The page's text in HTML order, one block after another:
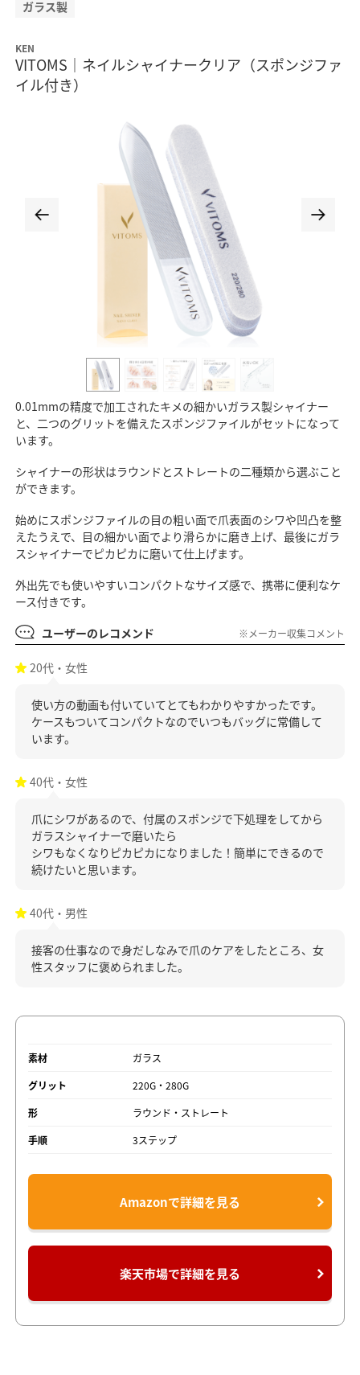
ガラス製
KEN
VITOMS｜ネイルシャイナークリア（スポンジファ
イル付き）
0.01mmの精度で加工されたキメの細かいガラス製シャイナー
と、二つのグリットを備えたスポンジファイルがセットになって
います。
シャイナーの形状はラウンドとストレートの二種類から選ぶこと
ができます。
始めにスポンジファイルの目の粗い面で爪表面のシワや凹凸を整
えたうえで、目の細かい面でより滑らかに磨き上げ、最後にガラ
スシャイナーでピカピカに磨いて仕上げます。
外出先でも使いやすいコンパクトなサイズ感で、携帯に便利なケ
ース付きです。
ユーザーのレコメンド
※メーカー収集コメント
20代・女性
使い方の動画も付いていてとてもわかりやすかったです。
ケースもついてコンパクトなのでいつもバッグに常備して
います。
40代・女性
爪にシワがあるので、付属のスポンジで下処理をしてから
ガラスシャイナーで磨いたら
シワもなくなりピカピカになりました！簡単にできるので
続けたいと思います。
40代・男性
接客の仕事なので身だしなみで爪のケアをしたところ、女
性スタッフに褒められました。
素材
ガラス
グリット
220G・280G
形
ラウンド・ストレート
手順
3ステップ
Amazonで詳細を見る
楽天市場で詳細を見る